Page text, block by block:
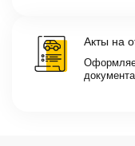
Акты на